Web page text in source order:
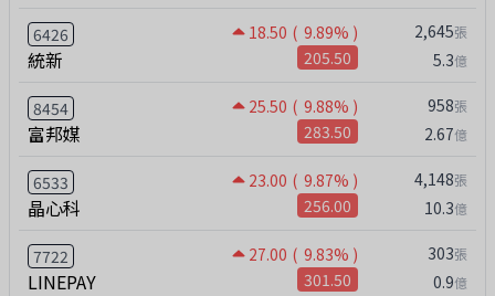
6426 18.50 ( 9.89% )
統新 205.50
2,645張
5.3億
8454 25.50 ( 9.88% )
富邦媒 283.50
958張
2.67億
6533 23.00 ( 9.87% )
晶心科 256.00
4,148張
10.3億
7722 27.00 ( 9.83% )
LINEPAY 301.50
303張
0.9億